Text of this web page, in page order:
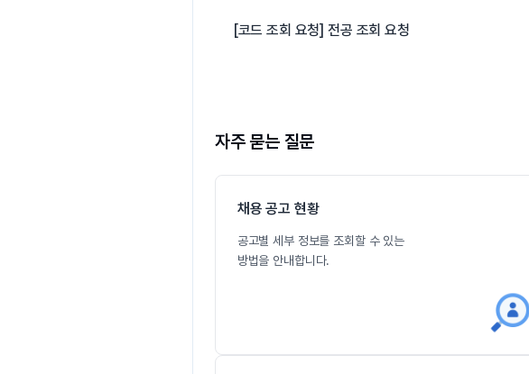
[코드 조회 요청] 전공 조회 요청
자주 묻는 질문
채용 공고 현황
공고별 세부 정보를 조회할 수 있는
방법을 안내합니다.